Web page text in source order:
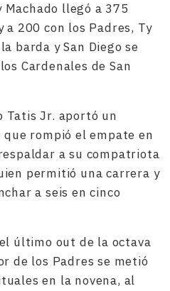
Machado llegó a 375
200 con los Padres, Ty
barda y San Diego se
Cardenales de San
Tatis Jr. aportó un
rompió el empate en
a su compatriota
permitió una carrera y
a seis en cinco
último out de la octava
de los Padres se metió
en la novena, al